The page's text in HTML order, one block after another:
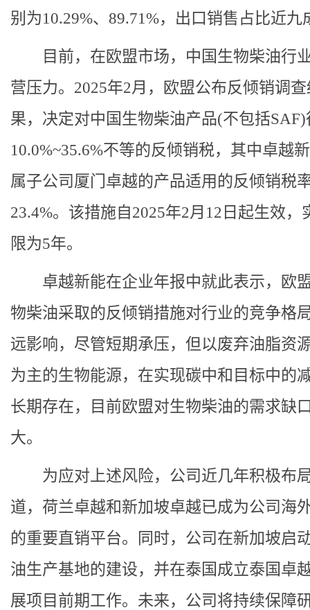
别为10.29%、89.71%，出口销售占比近九
目前，在欧盟市场，中国生物柴油行
营压力。2025年2月，欧盟公布反倾销调
果，决定对中国生物柴油产品(不包括SAF)
10.0%~35.6%不等的反倾销税，其中卓越
属子公司厦门卓越的产品适用的反倾销税
23.4%。该措施自2025年2月12日起生效，
限为5年。
卓越新能在企业年报中就此表示，欧
物柴油采取的反倾销措施对行业的竞争格
远影响，尽管短期承压，但以废弃油脂资
为主的生物能源，在实现碳中和目标中的
长期存在，目前欧盟对生物柴油的需求缺
大。
为应对上述风险，公司近几年积极布
道，荷兰卓越和新加坡卓越已成为公司海
的重要直销平台。同时，公司在新加坡启
油生产基地的建设，并在泰国成立泰国卓
展项目前期工作。 未来，公司将持续保障